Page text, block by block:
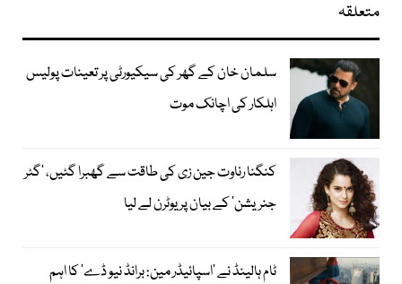
متعلقہ
سلمان خان کے گھر کی سیکیورٹی پر تعینات پولیس
اہلکار کی اچانک موت
کنگنا رناوت جین زی کی طاقت سے گھبرا گئیں، ’گٹر
جنریشن‘ کے بیان پر یوٹرن لے لیا
ٹام ہالینڈ نے ’اسپائیڈر مین: برانڈ نیو ڈے‘ کا اہم